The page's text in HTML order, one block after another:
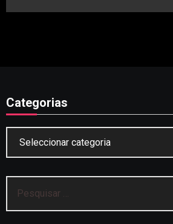
artigos
Categorias
por: